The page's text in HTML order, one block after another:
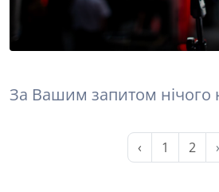
За Вашим запитом нічого
‹ 1 2 ›